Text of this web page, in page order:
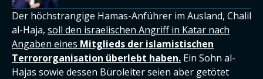
Der höchstrangige Hamas-Anführer im Ausland, Chalil
al-Haja, soll den israelischen Angriff in Katar nach
Angaben eines Mitglieds der islamistischen
Terrororganisation überlebt haben. Ein Sohn al-
Hajas sowie dessen Büroleiter seien aber getötet